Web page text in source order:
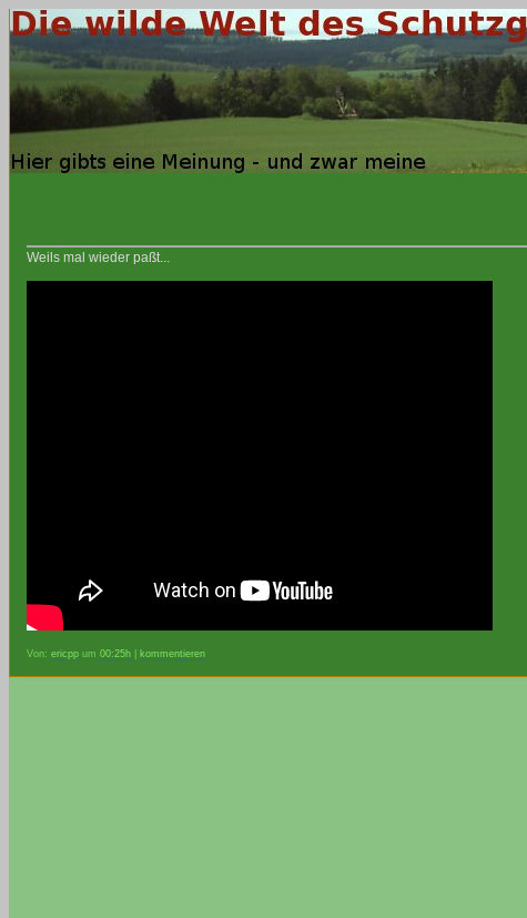
Weils mal wieder paßt...
Von: ericpp um 00:25h kommentieren